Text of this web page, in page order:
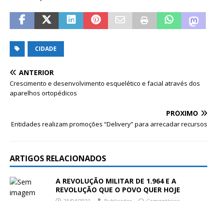
CIDADE
ANTERIOR
Crescimento e desenvolvimento esquelético e facial através dos
aparelhos ortopédicos
PRÓXIMO
Entidades realizam promoções “Delivery” para arrecadar recursos
ARTIGOS RELACIONADOS
A REVOLUÇÃO MILITAR DE 1.964 E A
REVOLUÇÃO QUE O POVO QUER HOJE